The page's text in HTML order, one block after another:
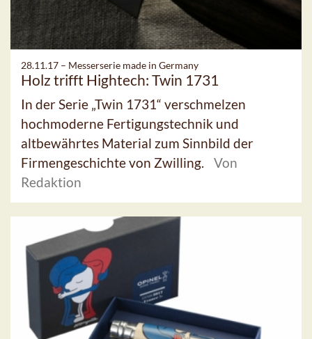
28.11.17 – Messerserie made in Germany
Holz trifft Hightech: Twin 1731
In der Serie „Twin 1731“ verschmelzen
hochmoderne Fertigungstechnik und
altbewährtes Material zum Sinnbild der
Firmengeschichte von Zwilling.
Von
Redaktion